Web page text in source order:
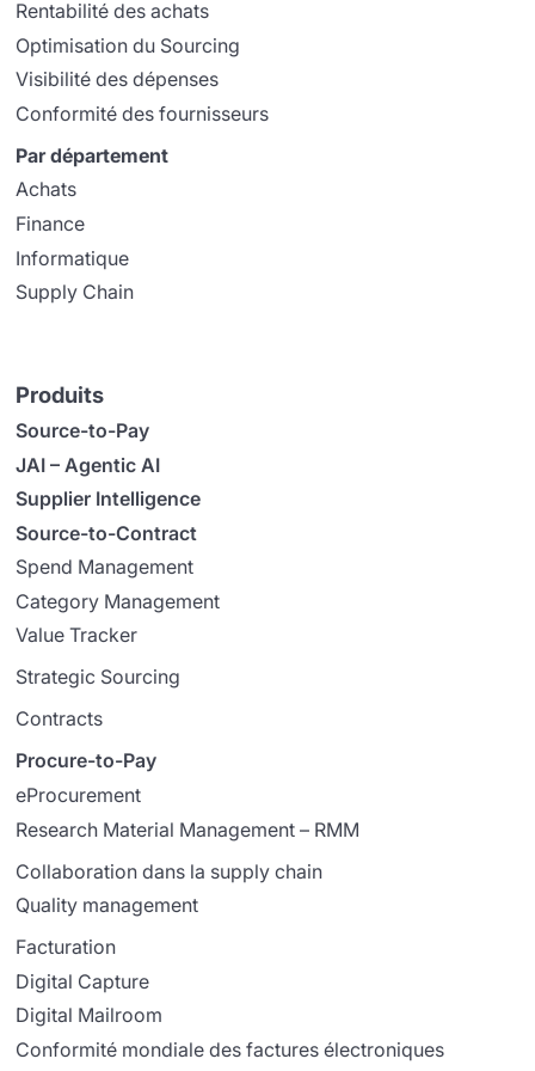
Rentabilité des achats
Optimisation du Sourcing
Visibilité des dépenses
Conformité des fournisseurs
Par département
Achats
Finance
Informatique
Supply Chain
Produits
Source-to-Pay
JAI – Agentic AI
Supplier Intelligence
Source-to-Contract
Spend Management
Category Management
Value Tracker
Strategic Sourcing
Contracts
Procure-to-Pay
eProcurement
Research Material Management – RMM
Collaboration dans la supply chain
Quality management
Facturation
Digital Capture
Digital Mailroom
Conformité mondiale des factures électroniques